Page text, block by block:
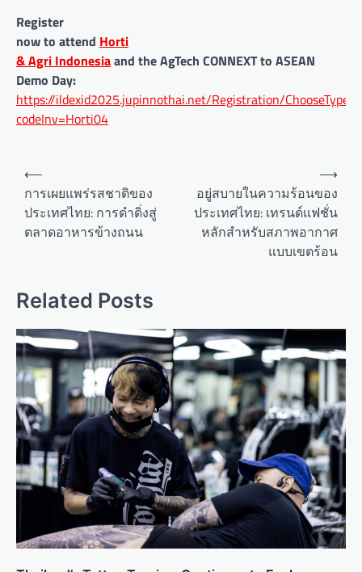
Register
now to attend Horti
& Agri Indonesiaand the AgTech CONNEXT to ASEAN
Demo Day:
https://ildexid2025.jupinnothai.net/Registration/
codeInv=Horti04
a
i
g
a
t
i
o
n
⟵
การเผยแพร่รสชาติของ
ประเทศไทย: การดำดิ่งสู่
ตลาดอาหารข้างถนน
อยู่สบายในความร้อนของ
ประเทศไทย: เทรนด์แฟชั่น
หลักสำหรับสภาพอากาศ
แบบเขตร้อน
⟶
Related Posts